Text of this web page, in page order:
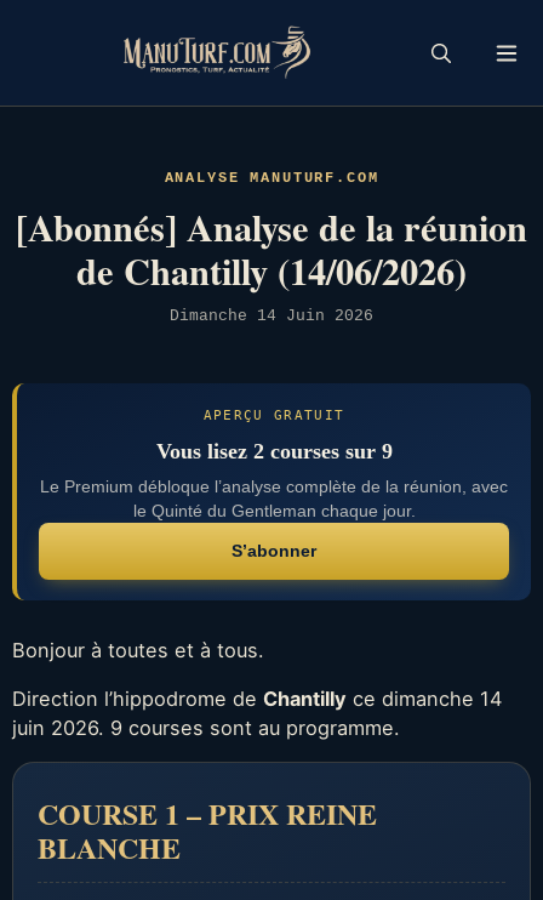
ANALYSE MANUTURF.COM
[Abonnés] Analyse de la réunion
de Chantilly (14/06/2026)
Dimanche 14 Juin 2026
APERÇU GRATUIT
Vous lisez 2 courses sur 9
Le Premium débloque l’analyse complète de la réunion, avec
le Quinté du Gentleman chaque jour.
S’abonner
Bonjour à toutes et à tous.
Direction l’hippodrome de Chantilly ce dimanche 14
juin 2026. 9 courses sont au programme.
COURSE 1 – PRIX REINE
BLANCHE